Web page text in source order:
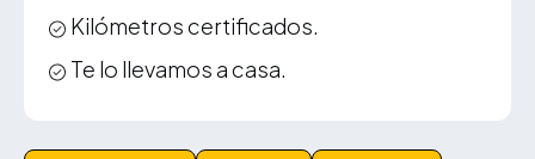
Kilómetros certificados.
Te lo llevamos a casa.